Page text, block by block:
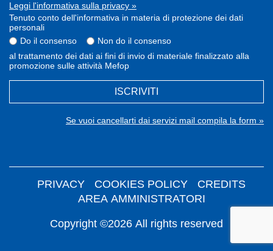
Leggi l'informativa sulla privacy »
Tenuto conto dell'informativa in materia di protezione dei dati
personali
Do il consenso
Non do il consenso
al trattamento dei dati ai fini di invio di materiale finalizzato alla
promozione sulle attività Mefop
ISCRIVITI
Se vuoi cancellarti dai servizi mail compila la form »
Copyright ©2026 All rights reserved
PRIVACY COOKIES POLICY
CREDITS
AREA AMMINISTRATORI